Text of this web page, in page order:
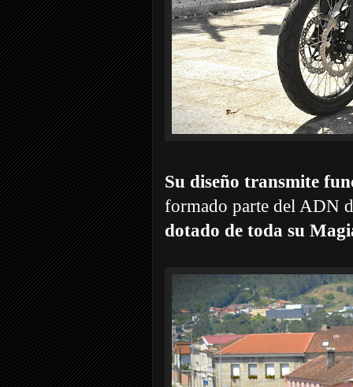
Su diseño transmite
formado parte del ADN
dotado de toda su